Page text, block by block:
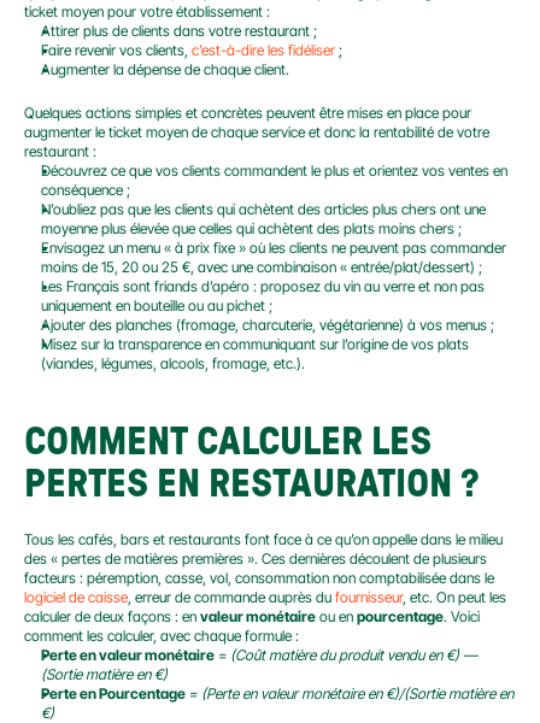
ticket moyen pour votre établissement :
Attirer plus de clients dans votre restaurant ;
Faire revenir vos clients, c’est-à-dire les fidéliser ;
Augmenter la dépense de chaque client.
Quelques actions simples et concrètes peuvent être mises en place pour
augmenter le ticket moyen de chaque service et donc la rentabilité de votre
restaurant :
Découvrez ce que vos clients commandent le plus et orientez vos ventes en
conséquence ;
N’oubliez pas que les clients qui achètent des articles plus chers ont une
moyenne plus élevée que celles qui achètent des plats moins chers ;
Envisagez un menu « à prix fixe » où les clients ne peuvent pas commander
moins de 15, 20 ou 25 €, avec une combinaison « entrée/plat/dessert) ;
Les Français sont friands d’apéro : proposez du vin au verre et non pas
uniquement en bouteille ou au pichet ;
Ajouter des planches (fromage, charcuterie, végétarienne) à vos menus ;
Misez sur la transparence en communiquant sur l’origine de vos plats
(viandes, légumes, alcools, fromage, etc.).
COMMENT CALCULER LES
PERTES EN RESTAURATION ?
Tous les cafés, bars et restaurants font face à ce qu’on appelle dans le milieu
des « pertes de matières premières ». Ces dernières découlent de plusieurs
logiciel de caisse, erreur de commande auprès du fournisseur, etc. On peut les
calculer de deux façons : en valeur monétaire ou en pourcentage. Voici
comment les calculer, avec chaque formule :
Perte en valeur monétaire = (Coût matière du produit vendu en €) —
(Sortie matière en €)
Perte en Pourcentage = (Perte en valeur monétaire en €)/(Sortie matière en
€)